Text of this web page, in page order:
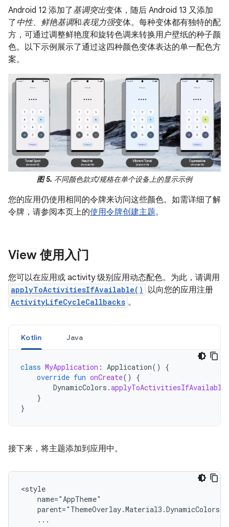
Android 12 添加了基调突出变体，随后 Android 13 又添加
了 中性、 鲜艳基调和表现力强变体。每种变体都有独特的配
方，可通过调整鲜艳度和旋转色调来转换用户壁纸的种子颜
色。以下示例展示了通过这四种颜色变体表达的单一配色方
案。
图 5. 不同颜色款式/规格在单个设备上的显示示例
您的应用仍使用相同的令牌来访问这些颜色。如需详细了解
令牌，请参阅本页上的使用令牌创建主题。
View 使用入门
您可以在应用或 activity 级别应用动态配色。为此，请调用
applyToActivitiesIfAvailable() 以向您的应用注册
ActivityLifeCycleCallbacks 。
Kotlin Java
class MyApplication : Application()
{
override fun onCreate()
{
DynamicColors .applyToActivitiesIfAvailable
}
}
接下来，将主题添加到应用中。
...